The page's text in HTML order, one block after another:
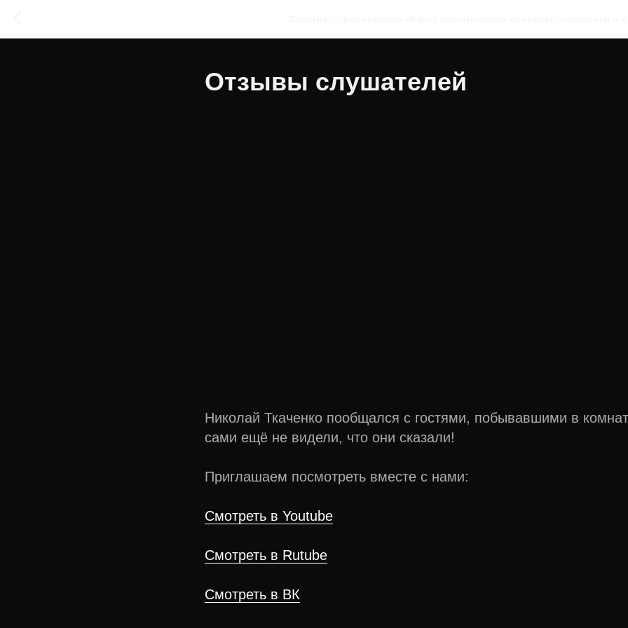
Отзывы слушателей
Николай Ткаченко пообщался с гостями, побывавшими в
сами ещё не видели, что они сказали!
Приглашаем посмотреть вместе с нами:
Смотреть в Youtube
Смотреть в Rutube
Смотреть в ВК